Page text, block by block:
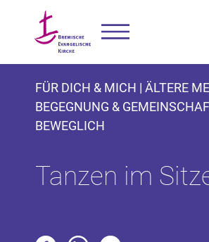
FÜR DICH & MICH | ÄLTERE
BEGEGNUNG &
BEWEGLICH
Tanzen im